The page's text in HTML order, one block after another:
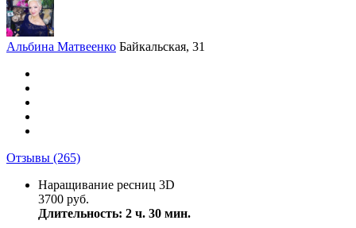
Альбина Матвеенко Байкальская, 31
Отзывы (265)
Наращивание ресниц 3D
3700 руб.
Длительность: 2 ч. 30 мин.